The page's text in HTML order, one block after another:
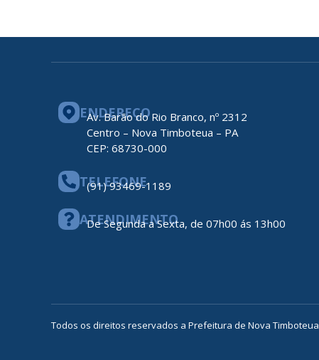
ENDEREÇO
Av. Barão do Rio Branco, nº 2312
Centro – Nova Timboteua – PA
CEP: 68730-000
TELEFONE
(91) 93469-1189
ATENDIMENTO
De Segunda a Sexta, de 07h00 ás 13h00
Todos os direitos reservados a Prefeitura de Nova Timboteua